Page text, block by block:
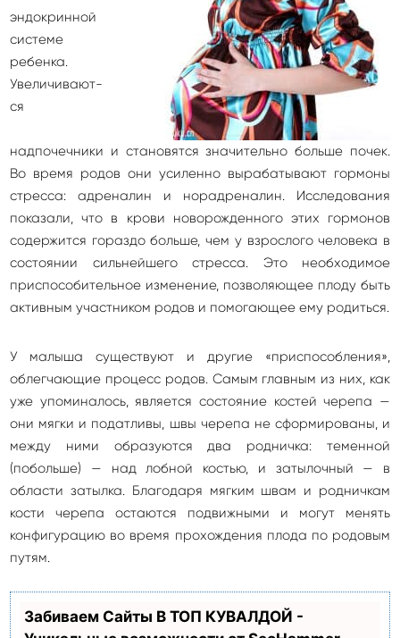
эндокринной
системе
ребенка.
Увеличивают­
ся
надпочечники и становятся значительно больше почек.
Во время родов они усиленно вырабатывают гормоны
стресса: адреналин и норадреналин. Исследования
показали, что в крови новорожденного этих гормонов
содержится гораздо больше, чем у взрослого челове­ка в
состоянии сильнейшего стресса. Это необходимое
приспособи­тельное изменение, позволяющее плоду быть
активным участником родов и помогающее ему родиться.
У малыша существуют и другие «приспособления»,
облегчающие процесс родов. Самым главным из них, как
уже упоминалось, является состояние костей черепа —
они мягки и податливы, швы черепа не сформированы, и
между ними образуются два родничка: теменной
(побольше) — над лобной костью, и затылочный — в
области затылка. Благодаря мяг­ким швам и родничкам
кости черепа остаются подвижными и могут менять
конфигурацию во время прохождения плода по родовым
пу­тям.
Забиваем Сайты В ТОП КУВАЛДОЙ -